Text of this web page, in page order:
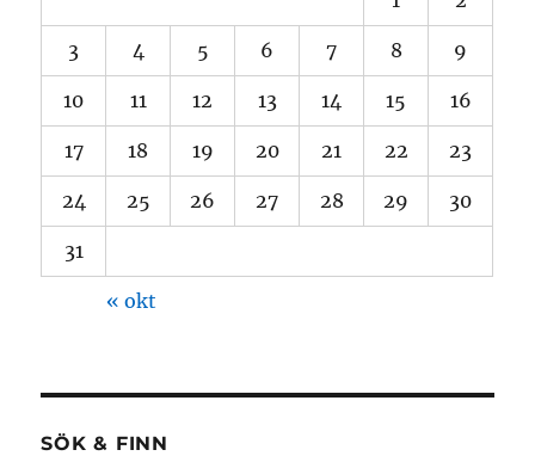
3 4 5 6 7 8 9
10 11 12 13 14 15 16
17 18 19 20 21 22 23
24 25 26 27 28 29 30
31
« okt
SÖK & FINN